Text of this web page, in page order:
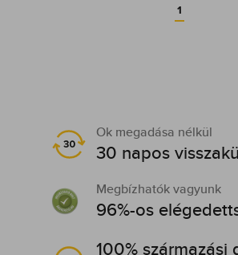
1
Ok megadása nélkül
30 napos
Megbízhatók vagyunk
96%-os
100% származási